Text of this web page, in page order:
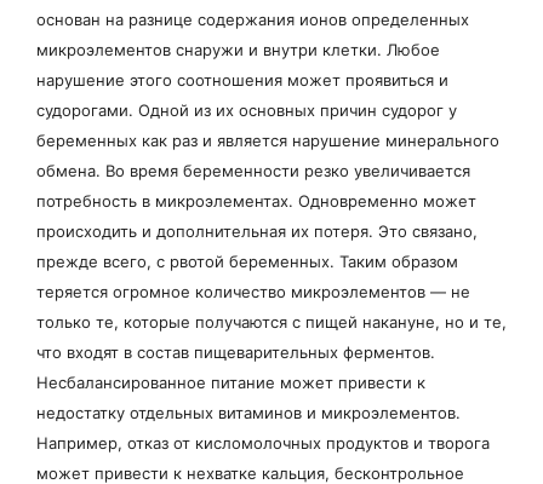
основан на разнице содержания ионов определенных
микроэлементов снаружи и внутри клетки. Любое
нарушение этого соотношения может проявиться и
судорогами. Одной из их основных причин судорог у
беременных как раз и является нарушение минерального
обмена. Во время беременности резко увеличивается
потребность в микроэлементах. Одновременно может
происходить и дополнительная их потеря. Это связано,
прежде всего, с рвотой беременных. Таким образом
теряется огромное количество микроэлементов — не
только те, которые получаются с пищей накануне, но и те,
что входят в состав пищеварительных ферментов.
Несбалансированное питание может привести к
недостатку отдельных витаминов и микроэлементов.
Например, отказ от кисломолочных продуктов и творога
может привести к нехватке кальция, бесконтрольное